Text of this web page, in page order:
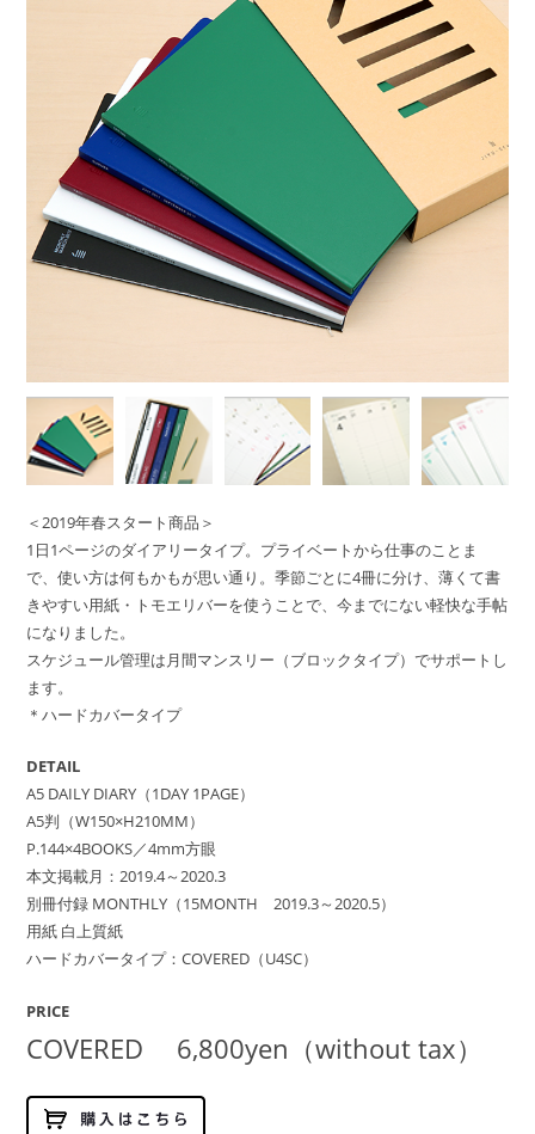
＜2019年春スタート商品＞
1日1ページのダイアリータイプ。プライベートから仕事のことま
で、使い方は何もかもが思い通り。季節ごとに4冊に分け、薄くて書
きやすい用紙・トモエリバーを使うことで、今までにない軽快な手帖
になりました。
スケジュール管理は月間マンスリー（ブロックタイプ）でサポートし
ます。
＊ハードカバータイプ
DETAIL
A5 DAILY DIARY（1DAY 1PAGE）
A5判（W150×H210MM）
P.144×4BOOKS／4mm方眼
本文掲載月：2019.4～2020.3
別冊付録 MONTHLY（15MONTH 2019.3～2020.5）
用紙 白上質紙
ハードカバータイプ：COVERED（U4SC）
PRICE
COVERED 6,800yen（without tax）